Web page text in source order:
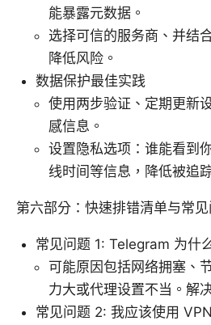
能暴露元数据。
选择可信的服务商、并结
降低风险。
数据保护最佳实践
使用两步验证、定期更新
感信息。
设置隐私选项：谁能看到
线时间等信息，降低被追
第六部分：快速排错清单与常见
常见问题 1: Telegram 为什
可能原因包括网络拥塞、
力大或代理设置不当。解
常见问题 2: 我应该使用